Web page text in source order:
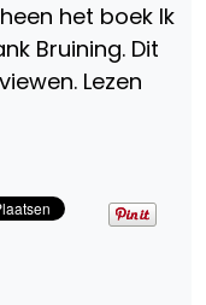
het boek Ik
Bruining. Dit
Lezen